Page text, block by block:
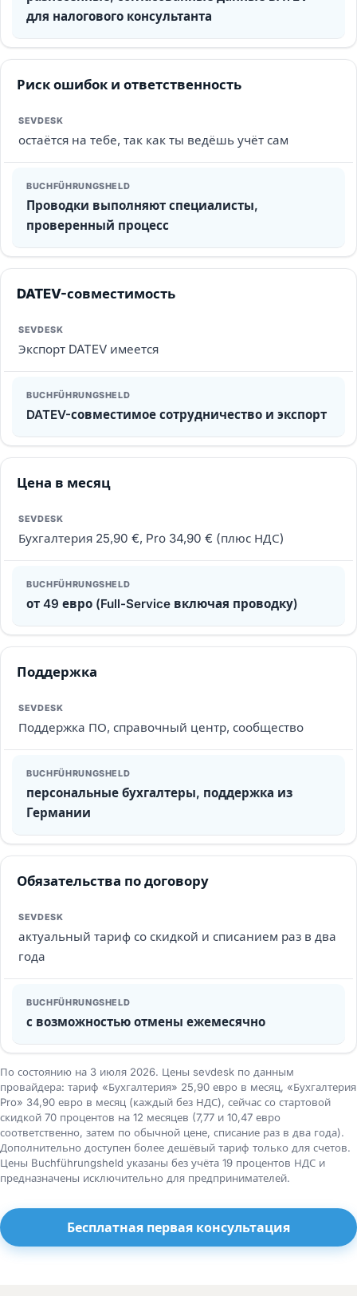
для налогового консультанта
Риск ошибок и ответственность
остаётся на тебе, так как ты ведёшь учёт сам
Проводки выполняют специалисты,
проверенный процесс
DATEV-совместимость
Экспорт DATEV имеется
DATEV-совместимое сотрудничество и экспорт
Цена в месяц
Бухгалтерия 25,90 €, Pro 34,90 € (плюс НДС)
от 49 евро (Full-Service включая проводку)
Поддержка
Поддержка ПО, справочный центр, сообщество
персональные бухгалтеры, поддержка из
Германии
Обязательства по договору
актуальный тариф со скидкой и списанием раз в два
года
с возможностью отмены ежемесячно
По состоянию на 3 июля 2026. Цены sevdesk по данным
провайдера: тариф «Бухгалтерия» 25,90 евро в месяц, «Бухгалтерия
Pro» 34,90 евро в месяц (каждый без НДС), сейчас со стартовой
скидкой 70 процентов на 12 месяцев (7,77 и 10,47 евро
соответственно, затем по обычной цене, списание раз в два года).
Дополнительно доступен более дешёвый тариф только для счетов.
Цены Buchführungsheld указаны без учёта 19 процентов НДС и
предназначены исключительно для предпринимателей.
Бесплатная первая консультация